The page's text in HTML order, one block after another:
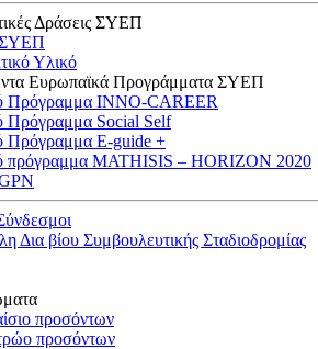
Δράσεις ΣΥΕΠ
ΣΥΕΠ
Υλικό
Ευρωπαϊκά Προγράμματα ΣΥΕΠ
Πρόγραμμα INNO-CAREER
Πρόγραμμα Social Self
Πρόγραμμα E-guide +
πρόγραμμα MATHISIS – HORIZON 2020
Δια βίου Συμβουλευτικής Σταδιοδρομίας
προσόντων
προσόντων